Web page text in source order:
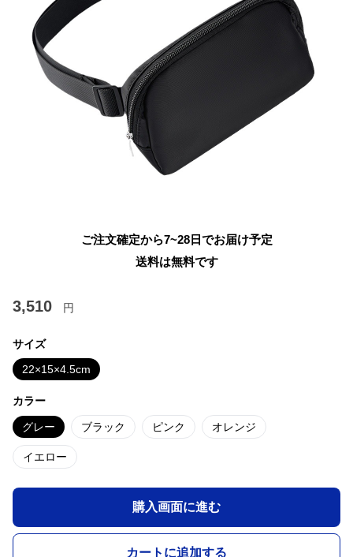
ご注文確定から7~28日でお届け予定
送料は無料です
3,510 円
サイズ
22×15×4.5cm
カラー
グレー ブラック ピンク オレンジ
イエロー
購入画面に進む
カートに追加する